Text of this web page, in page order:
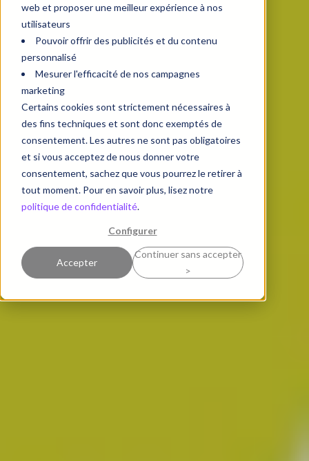
web et proposer une meilleur expérience à nos
utilisateurs
Pouvoir offrir des publicités et du contenu
personnalisé
Mesurer l'efficacité de nos campagnes
marketing
Certains cookies sont strictement nécessaires à
des fins techniques et sont donc exemptés de
consentement. Les autres ne sont pas obligatoires
et si vous acceptez de nous donner votre
consentement, sachez que vous pourrez le retirer à
tout moment. Pour en savoir plus, lisez notre
politique de confidentialité.
Configurer
Accepter
Continuer sans accepter
>